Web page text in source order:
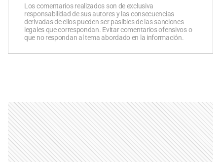
Los comentarios realizados son de exclusiva
responsabilidad de sus autores y las consecuencias
derivadas de ellos pueden ser pasibles de las sanciones
legales que correspondan. Evitar comentarios ofensivos o
que no respondan al tema abordado en la información.